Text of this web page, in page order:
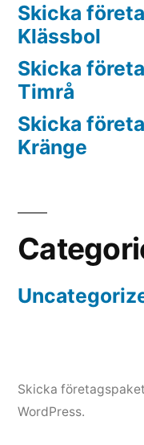
Skicka
Klässbol
Skicka
Timrå
Skicka
Kränge
Skicka företagspaket
WordPress.